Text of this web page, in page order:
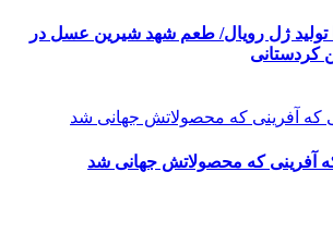
تولید ژل رویال/ طعم شهد شیرین عسل‌ در
کردستانی
آفرینی که محصولاتش جهانی شد